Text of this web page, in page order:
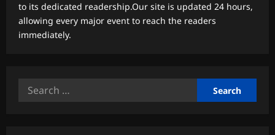
to its dedicated readership.Our site is updated 24 hours,
allowing every major event to reach the readers
immediately.
Search